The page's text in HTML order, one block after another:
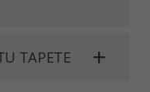
TAPETE